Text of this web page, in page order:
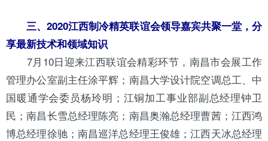
三、2020江西制冷精英联谊会领导嘉宾共聚一堂，分
享最新技术和领域知识
7月10日迎来江西联谊会精彩环节，南昌市会展工作
管理办公室副主任涂平辉；南昌大学设计院空调总工、中
国暖通学会委员杨玲明；江铜加工事业部副总经理钟卫
民；南昌长雪总经理陈亮；南昌奥瀚总经理曹茜；江西鸿
博总经理徐驰；南昌巡洋总经理王俊雄；江西天冰总经理